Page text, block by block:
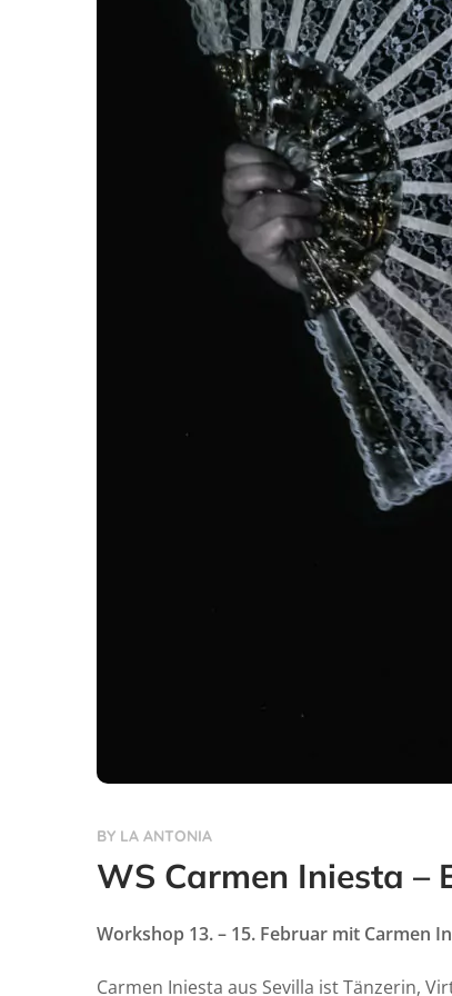
BY LA ANTONIA
WS Carmen Iniesta –
Workshop 13. – 15. Februar mit Carmen
Carmen Iniesta aus Sevilla ist Tänzerin,